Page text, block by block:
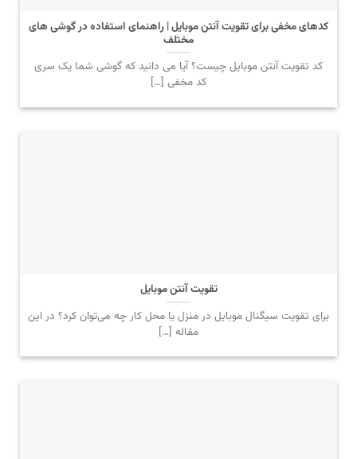
کدهای مخفی برای تقویت آنتن موبایل | راهنمای استفاده در گوشی های
مختلف
کد تقویت آنتن موبایل چیست؟ آیا می دانید که گوشی شما یک سری
کد مخفی […]
تقویت آنتن موبایل
برای تقویت سیگنال موبایل در منزل یا محل کار چه می‌توان کرد؟ در این
مقاله […]